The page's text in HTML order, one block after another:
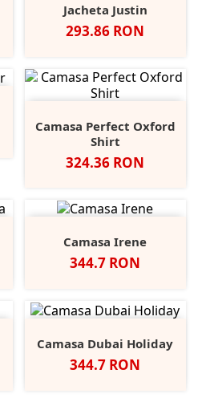
Jacheta Justin
Pret
293.86 RON
Camasa Perfect Oxford
Shirt
Pret
324.36 RON
Camasa Irene
Pret
344.7 RON
Camasa Dubai Holiday
Pret
344.7 RON